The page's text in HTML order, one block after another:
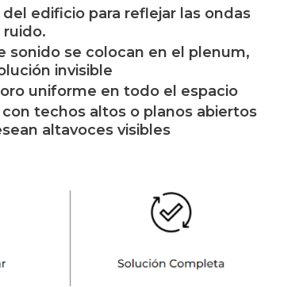
edificio para reflejar las ondas
ruido.
sonido se colocan en el plenum,
invisible
uniforme en todo el espacio
techos altos o planos abiertos
altavoces visibles